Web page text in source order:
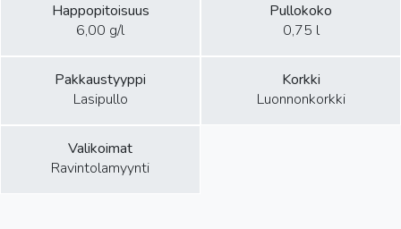
Happopitoisuus
6,00 g/l
Pullokoko
0,75 l
Pakkaustyyppi
Lasipullo
Korkki
Luonnonkorkki
Valikoimat
Ravintolamyynti